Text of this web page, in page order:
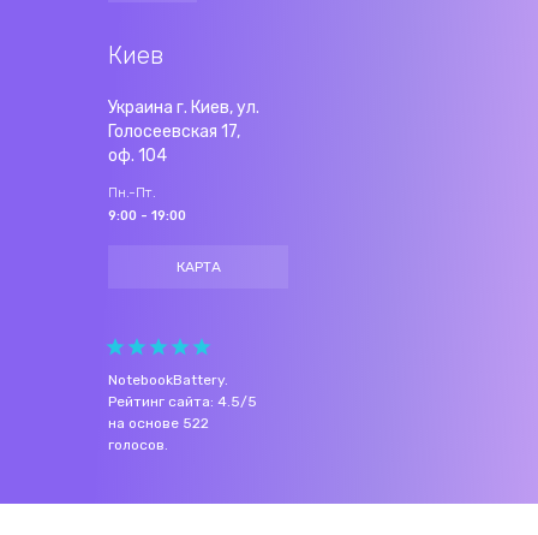
Киев
Украина г. Киев, ул.
Голосеевская 17,
оф. 104
Пн.-Пт.
9:00 - 19:00
КАРТА
NotebookBattery.
Рейтинг сайта: 4.5/5
на основе 522
голосов.